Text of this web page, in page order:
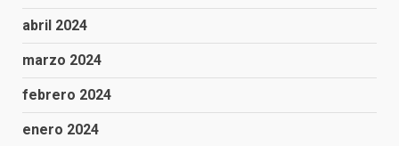
abril 2024
marzo 2024
febrero 2024
enero 2024